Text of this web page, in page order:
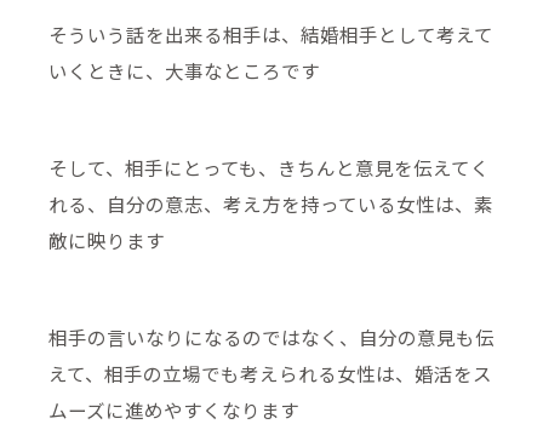
そういう話を出来る相手は、結婚相手として考えて
いくときに、大事なところです
そして、相手にとっても、きちんと意見を伝えてく
れる、自分の意志、考え方を持っている女性は、素
敵に映ります
相手の言いなりになるのではなく、自分の意見も伝
えて、相手の立場でも考えられる女性は、婚活をス
ムーズに進めやすくなります